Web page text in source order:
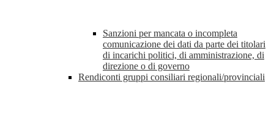
Sanzioni per mancata o incompleta
comunicazione dei dati da parte dei titolari
di incarichi politici, di amministrazione, di
direzione o di governo
Rendiconti gruppi consiliari regionali/provinciali